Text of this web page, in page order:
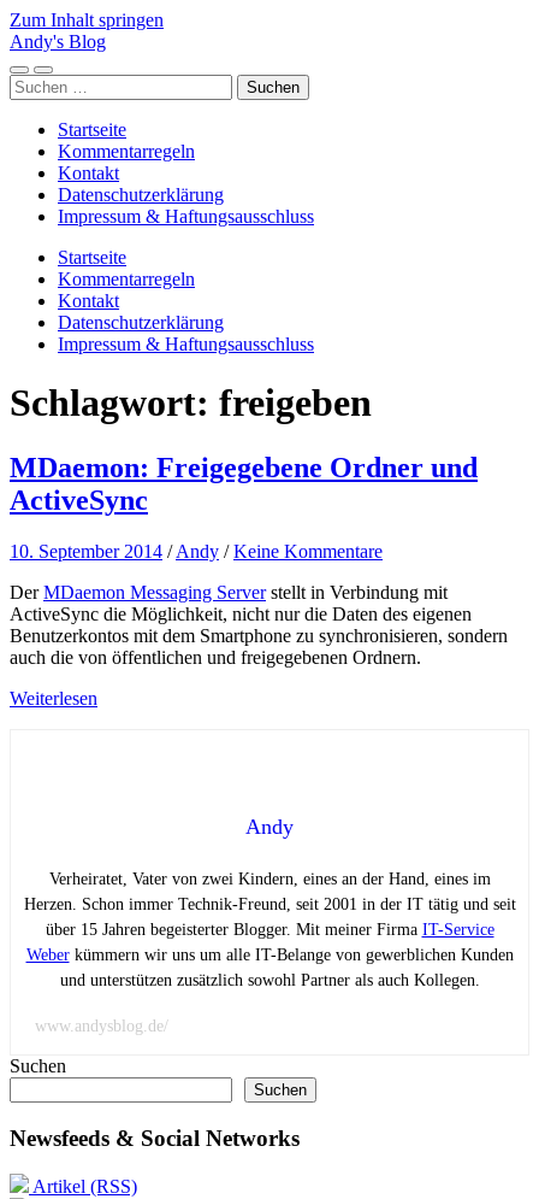
Zum Inhalt springen
Andy's Blog
Mobile-
Menü
Suchfeld
ein-/ausblenden
Suchen
nach:
Startseite
Kommentarregeln
Kontakt
Datenschutzerklärung
Impressum & Haftungsausschluss
Startseite
Kommentarregeln
Kontakt
Datenschutzerklärung
Impressum & Haftungsausschluss
Schlagwort: freigeben
MDaemon: Freigegebene Ordner und
ActiveSync
10. September 2014 /Andy /Keine Kommentare
DerMDaemon Messaging Serverstellt in Verbindung mit
ActiveSync die Möglichkeit, nicht nur die Daten des eigenen
Benutzerkontos mit dem Smartphone zu synchronisieren, sondern
auch die von öffentlichen und freigegebenen Ordnern.
Weiterlesen
Andy
Verheiratet, Vater von zwei Kindern, eines an der Hand, eines im
Herzen. Schon immer Technik-Freund, seit 2001 in der IT tätig und seit
über 15 Jahren begeisterter Blogger. Mit meiner Firma IT-Service
Weberkümmern wir uns um alle IT-Belange von gewerblichen Kunden
und unterstützen zusätzlich sowohl Partner als auch Kollegen.
www.andysblog.de/
Suchen
Suchen
Newsfeeds & Social Networks
Artikel (RSS)